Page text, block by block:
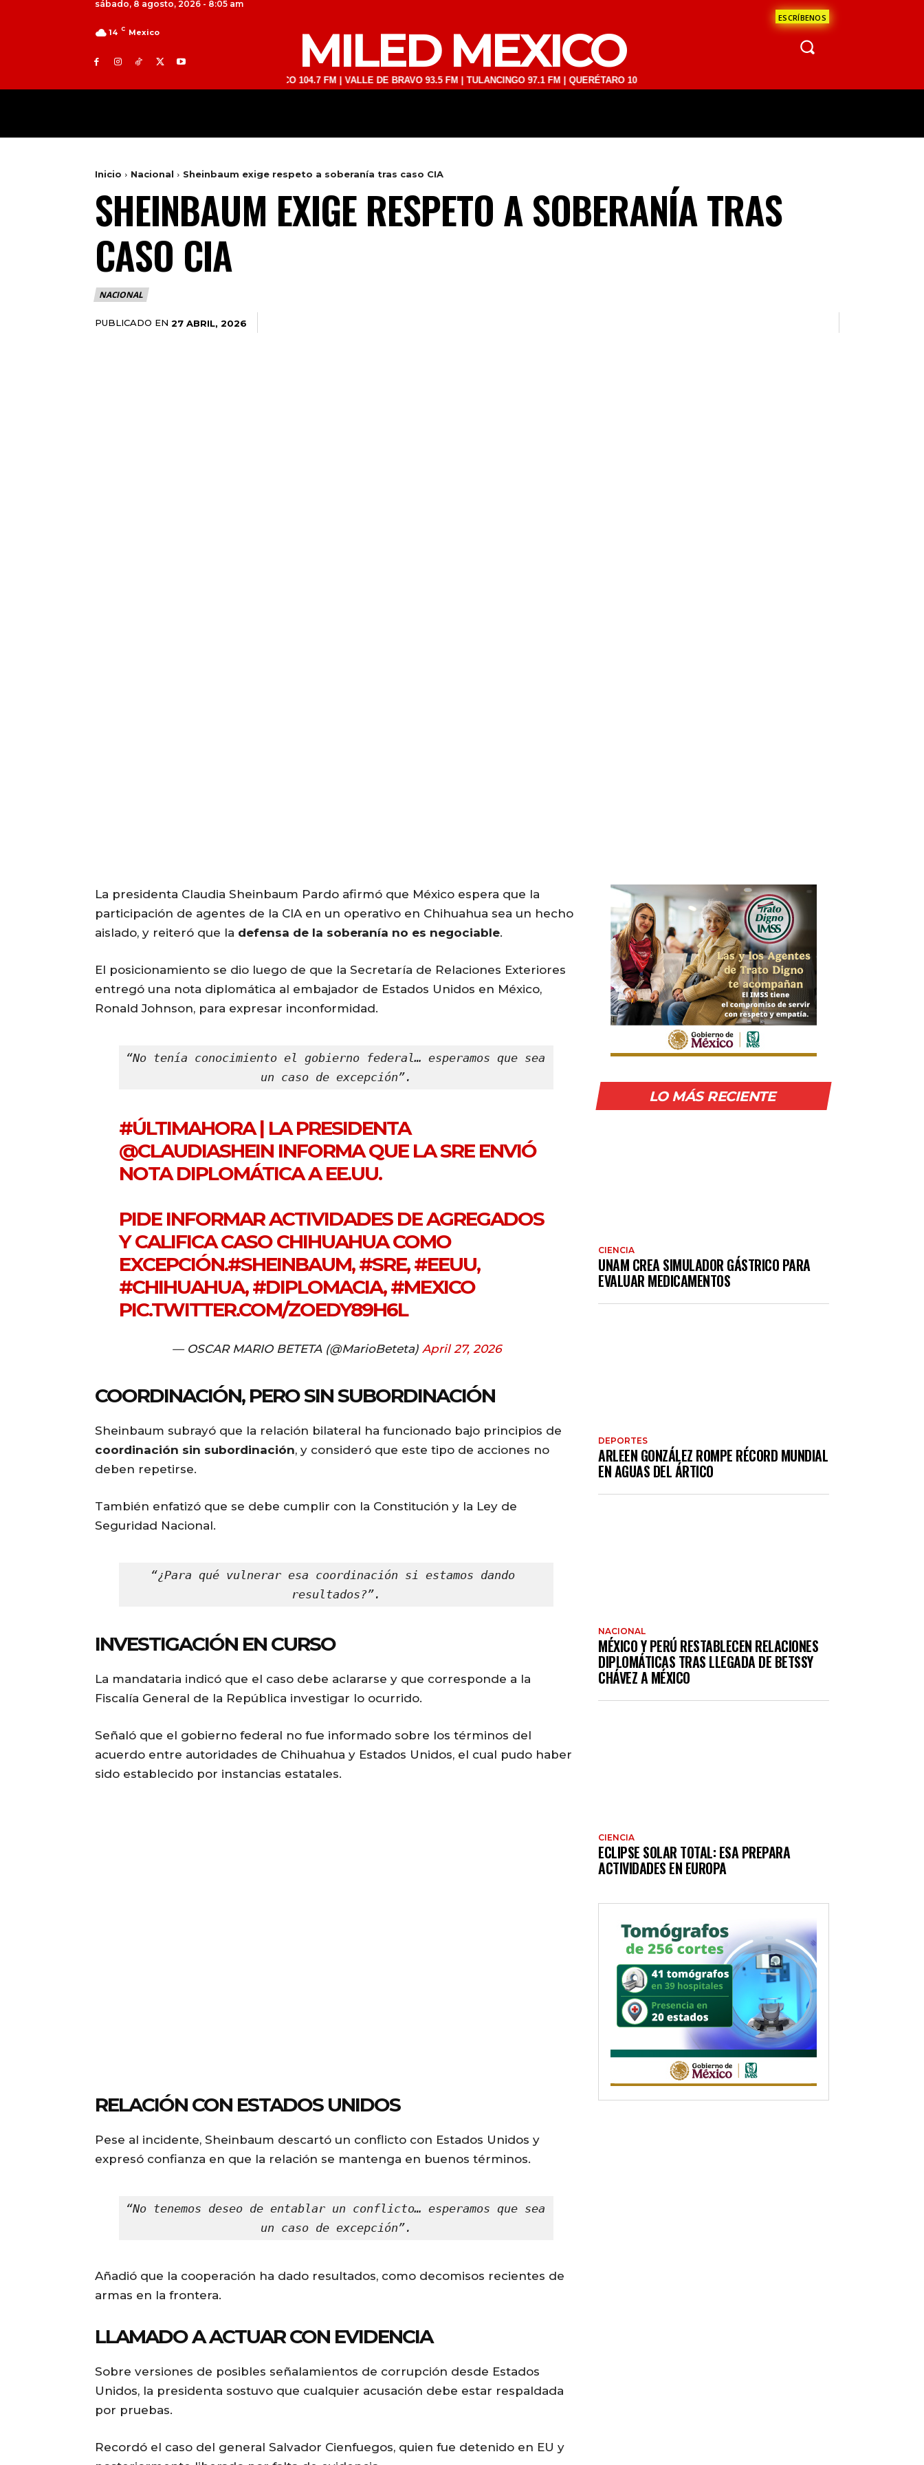
sábado, 8 agosto, 2026 - 8:05 am
ESCRÍBENOS
14 C Mexico MILED MEXICO
TOLUCA 98.9 FM | ATLACOMULCO 104.7 FM | VALLE DE BRAVO 93.5 FM | TULANCINGO 97.1 FM | QUERÉTARO 103.1 FM | SAN JUAN DEL RÍO 93.1 FM | GUADALAJARA 1510 AM | LA
Inicio Nacional Sheinbaum exige respeto a soberanía tras caso CIA
SHEINBAUM EXIGE RESPETO A SOBERANÍA TRAS
CASO CIA
NACIONAL
PUBLICADO EN 27 ABRIL, 2026
La presidenta Claudia Sheinbaum Pardo afirmó que México espera que la
participación de agentes de la CIA en un operativo en Chihuahua sea un hecho
aislado, y reiteró que la defensa de la soberanía no es negociable.
El posicionamiento se dio luego de que la Secretaría de Relaciones Exteriores
entregó una nota diplomática al embajador de Estados Unidos en México,
Ronald Johnson, para expresar inconformidad.
“No tenía conocimiento el gobierno federal… esperamos que sea
un caso de excepción”.
#ÚLTIMAHORA| LA PRESIDENTA
@CLAUDIASHEIN INFORMA QUE LA SRE ENVIÓ
NOTA DIPLOMÁTICA A EE.UU.
PIDE INFORMAR ACTIVIDADES DE AGREGADOS
Y CALIFICA CASO CHIHUAHUA COMO
EXCEPCIÓN.#SHEINBAUM,#SRE,#EEUU,
#CHIHUAHUA,#DIPLOMACIA,#MEXICO
PIC.TWITTER.COM/ZOEDY89H6L
— OSCAR MARIO BETETA (@MarioBeteta) April 27, 2026
COORDINACIÓN, PERO SIN SUBORDINACIÓN
Sheinbaum subrayó que la relación bilateral ha funcionado bajo principios de
coordinación sin subordinación, y consideró que este tipo de acciones no
deben repetirse.
También enfatizó que se debe cumplir con la Constitución y la Ley de
Seguridad Nacional.
“¿Para qué vulnerar esa coordinación si estamos dando
resultados?”.
INVESTIGACIÓN EN CURSO
La mandataria indicó que el caso debe aclararse y que corresponde a la
Fiscalía General de la República investigar lo ocurrido.
Señaló que el gobierno federal no fue informado sobre los términos del
acuerdo entre autoridades de Chihuahua y Estados Unidos, el cual pudo haber
sido establecido por instancias estatales.
RELACIÓN CON ESTADOS UNIDOS
Pese al incidente, Sheinbaum descartó un conflicto con Estados Unidos y
expresó confianza en que la relación se mantenga en buenos términos.
“No tenemos deseo de entablar un conflicto… esperamos que sea
un caso de excepción”.
Añadió que la cooperación ha dado resultados, como decomisos recientes de
armas en la frontera.
LLAMADO A ACTUAR CON EVIDENCIA
Sobre versiones de posibles señalamientos de corrupción desde Estados
Unidos, la presidenta sostuvo que cualquier acusación debe estar respaldada
por pruebas.
Recordó el caso del general Salvador Cienfuegos, quien fue detenido en EU y
LO MÁS RECIENTE
CIENCIA
UNAM CREA SIMULADOR GÁSTRICO PARA
EVALUAR MEDICAMENTOS
DEPORTES
ARLEEN GONZÁLEZ ROMPE RÉCORD MUNDIAL
EN AGUAS DEL ÁRTICO
NACIONAL
MÉXICO Y PERÚ RESTABLECEN RELACIONES
DIPLOMÁTICAS TRAS LLEGADA DE BETSSY
CHÁVEZ A MÉXICO
CIENCIA
ECLIPSE SOLAR TOTAL: ESA PREPARA
ACTIVIDADES EN EUROPA